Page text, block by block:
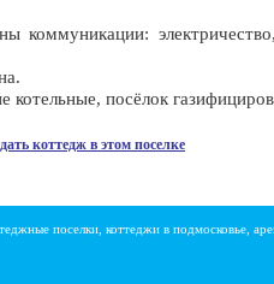
посёлок
коттедж в этом поселке
поселки, коттеджи в подмосковье,